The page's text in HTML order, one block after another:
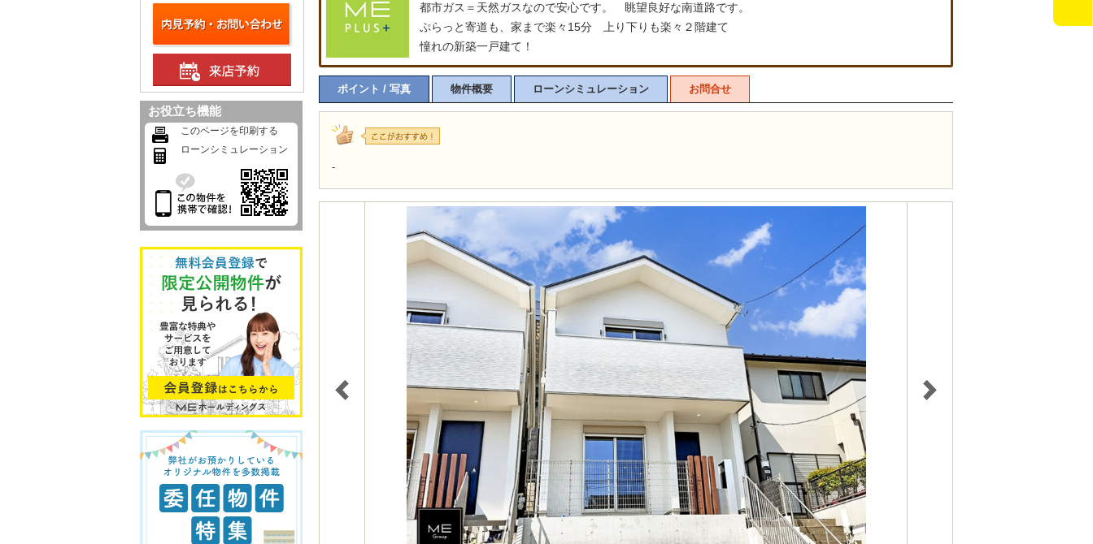
都市ガス＝天然ガスなので安心です。 眺望良好な南道路です。
ぷらっと寄道も、家まで楽々15分 上り下りも楽々２階建て
憧れの新築一戸建て！
ポイント / 写真 物件概要 ローンシミュレーション お問合せ
-
お役立ち機能
このページを印刷する
ローンシミュレーション